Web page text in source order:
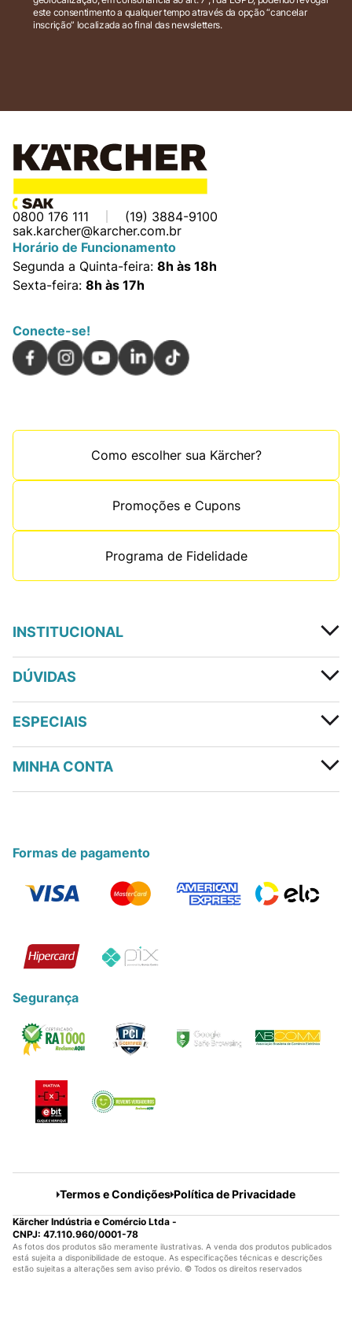
este consentimento a qualquer tempo através da opção “cancelar
inscrição” localizada ao final das newsletters.
0800 176 111
(19) 3884-9100
sak.karcher@karcher.com.br
Horário de Funcionamento
Segunda a Quinta-feira: 8h às 18h
Sexta-feira: 8h às 17h
Conecte-se!
Como escolher sua Kärcher?
Promoções e Cupons
Programa de Fidelidade
INSTITUCIONAL
DÚVIDAS
ESPECIAIS
MINHA CONTA
Formas de pagamento
Segurança
Termos e Condições Política de Privacidade
Kärcher Indústria e Comércio Ltda -
CNPJ: 47.110.960/0001-78
As fotos dos produtos são meramente ilustrativas. A venda dos produtos publicados
está sujeita a disponibilidade de estoque. As especificações técnicas e descrições
estão sujeitas a alterações sem aviso prévio. © Todos os direitos reservados